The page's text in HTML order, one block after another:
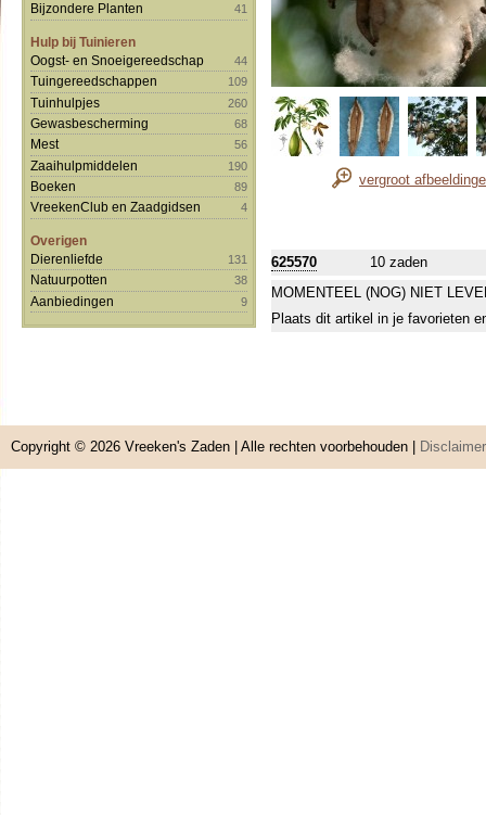
Bijzondere Planten 41
Hulp bij Tuinieren
Oogst- en Snoeigereedschap
44
Tuingereedschappen 109
Tuinhulpjes 260
Gewasbescherming 68
Mest 56
Zaaihulpmiddelen 190
Boeken 89
VreekenClub en Zaadgidsen 4
Overigen
Dierenliefde
131
Natuurpotten 38
Aanbiedingen 9
vergroot
625570
10 zaden
MOMENTEEL (NOG) NIET
Plaats dit artikel in je favorieten
Copyright © 2026 Vreeken's Zaden | Alle rechten voorbehouden | Disclaimer